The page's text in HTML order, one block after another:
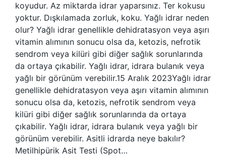
koyudur. Az miktarda idrar yaparsınız. Ter kokusu
yoktur. Dışkılamada zorluk, koku. Yağlı idrar neden
olur? Yağlı idrar genellikle dehidratasyon veya aşırı
vitamin alımının sonucu olsa da, ketozis, nefrotik
sendrom veya kilüri gibi diğer sağlık sorunlarında
da ortaya çıkabilir. Yağlı idrar, idrara bulanık veya
yağlı bir görünüm verebilir.15 Aralık 2023Yağlı idrar
genellikle dehidratasyon veya aşırı vitamin alımının
sonucu olsa da, ketozis, nefrotik sendrom veya
kilüri gibi diğer sağlık sorunlarında da ortaya
çıkabilir. Yağlı idrar, idrara bulanık veya yağlı bir
görünüm verebilir. Asitli idrarda neye bakılır?
Metilhipürik Asit Testi (Spot…